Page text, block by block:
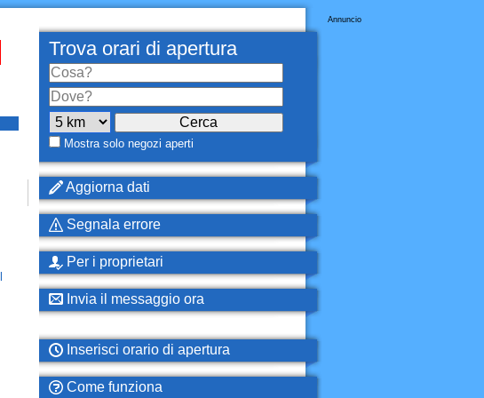
Annuncio
Trova orari di apertura
Mostra solo negozi aperti
Aggiorna dati
Segnala errore
Per i proprietari
Invia il messaggio ora
Inserisci orario di apertura
Come funziona